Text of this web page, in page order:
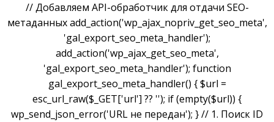
// Добавляем API-обработчик для отдачи SEO-
метаданных add_action('wp_ajax_nopriv_get_seo_meta',
'gal_export_seo_meta_handler');
add_action('wp_ajax_get_seo_meta',
'gal_export_seo_meta_handler'); function
gal_export_seo_meta_handler() { $url =
esc_url_raw($_GET['url'] ?? ''); if (empty($url)) {
wp_send_json_error('URL не передан'); } // 1. Поиск ID